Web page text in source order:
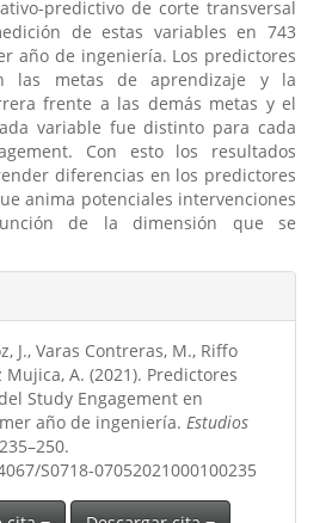
predictivo de corte transversal
de estas variables en 743
año de ingeniería. Los predictores
las metas de aprendizaje y la
frente a las demás metas y el
variable fue distinto para cada
Con esto los resultados
diferencias en los predictores
anima potenciales intervenciones
de la dimensión que se
J., Varas Contreras, M., Riffo
Mujica, A. (2021). Predictores
Study Engagement en
año de ingeniería. Estudios
S0718-07052021000100235